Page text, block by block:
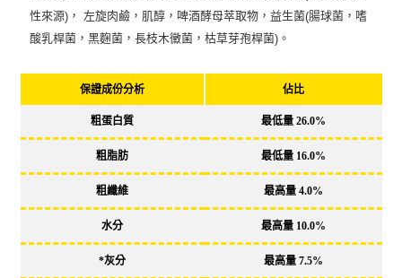
性來源)， 左旋肉鹼，肌醇，啤酒酵母萃取物，益生菌(腸球菌，嗜
酸乳桿菌，黑麴菌，長枝木黴菌，枯草芽孢桿菌)。
保證成份分析 佔比
粗蛋白質 最低量 26.0%
粗脂肪 最低量 16.0%
粗纖維 最高量 4.0%
水分 最高量 10.0%
*灰分 最高量 7.5%